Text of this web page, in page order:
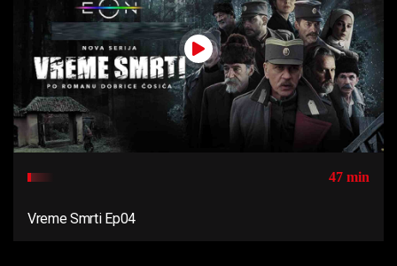
47 min
Vreme Smrti Ep04